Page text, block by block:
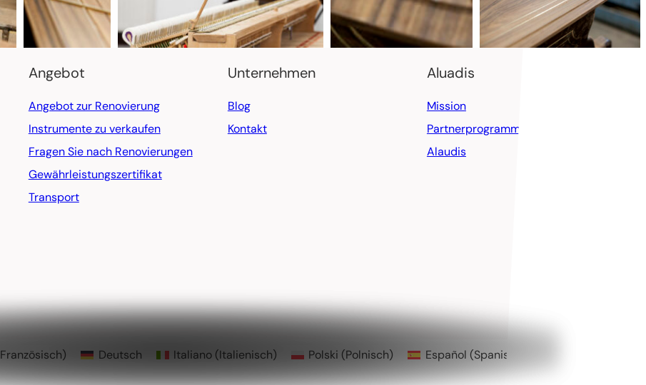
Angebot
Angebot zur Renovierung
Instrumente zu verkaufen
Fragen Sie nach Renovierungen
Gewährleistungszertifikat
Transport
Unternehmen
Blog
Kontakt
Aluadis
Mission
Partnerprogramm
Alaudis
Französisch) Deutsch Italiano(Italienisch) Polski (Polnisch) Español (Spanisch